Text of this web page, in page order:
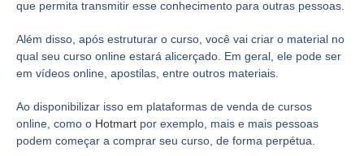
que permita transmitir esse conhecimento para outras pessoas.
Além disso, após estruturar o curso, você vai criar o material no
qual seu curso online estará alicerçado. Em geral, ele pode ser
em vídeos online, apostilas, entre outros materiais.
Ao disponibilizar isso em plataformas de venda de cursos
online, como o Hotmart por exemplo, mais e mais pessoas
podem começar a comprar seu curso, de forma perpétua.